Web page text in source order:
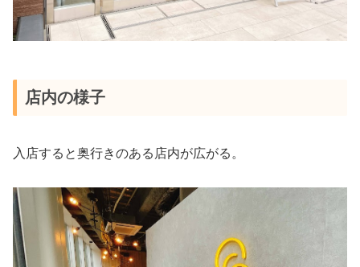
店内の様子
入店すると奥行きのある店内が広がる。